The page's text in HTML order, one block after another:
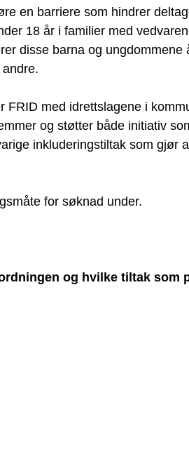
en barriere som hindrer
18 år i familier med
disse barna og ungdommene
FRID med idrettslagene i
og støtter både initiativ
inkluderingstiltak som gjør
for søknad under.
og hvilke tiltak som